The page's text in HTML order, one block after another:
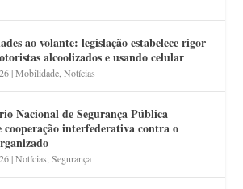
ao volante: legislação estabelece rigor
alcoolizados e usando celular
|Mobilidade ,Notícias
Nacional de Segurança Pública
cooperação interfederativa contra o
|Notícias ,Segurança